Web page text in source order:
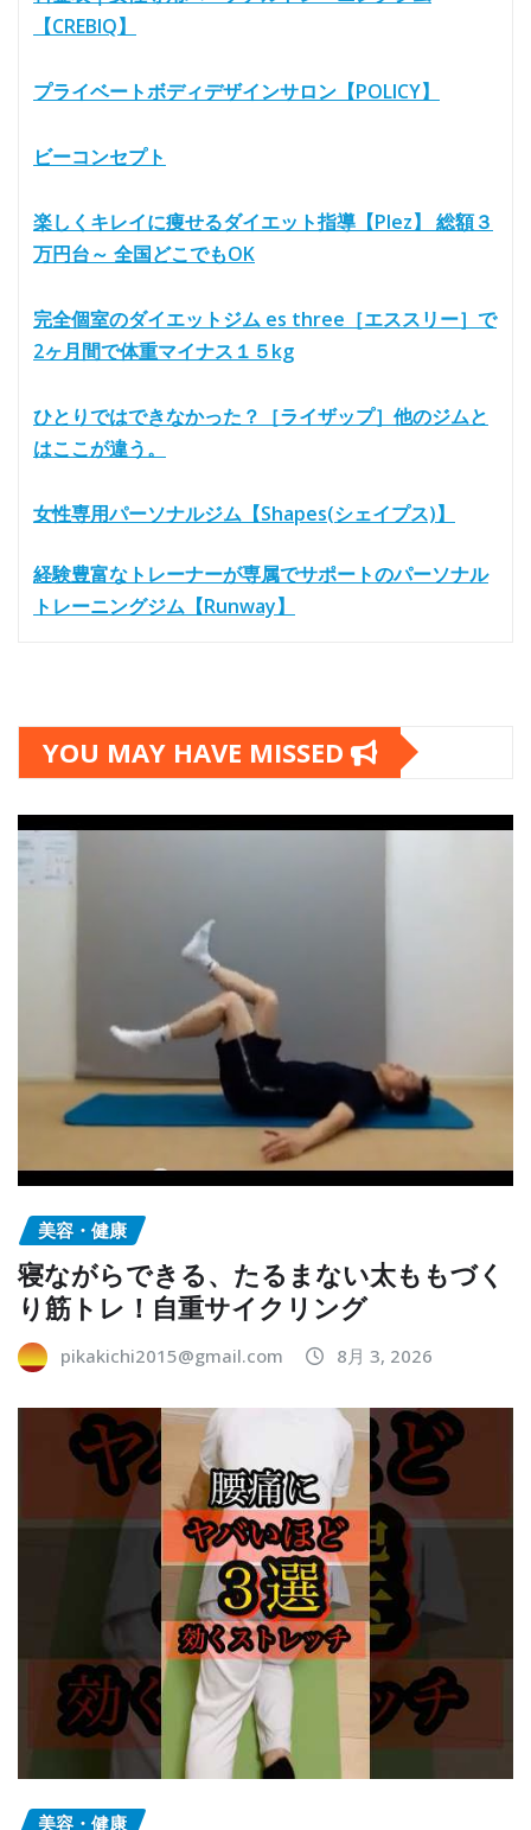
【CREBIQ】
プライベートボディデザインサロン【POLICY】
ビーコンセプト
楽しくキレイに痩せるダイエット指導【Plez】 総額３
万円台～ 全国どこでもOK
完全個室のダイエットジム es three［エススリー］で
2ヶ月間で体重マイナス１５kg
ひとりではできなかった？［ライザップ］他のジムと
はここが違う。
女性専用パーソナルジム【Shapes(シェイプス)】
経験豊富なトレーナーが専属でサポートのパーソナル
トレーニングジム【Runway】
YOU MAY HAVE MISSED
美容・健康
寝ながらできる、たるまない太ももづく
り筋トレ！自重サイクリング
pikakichi2015@gmail.com 8月 3, 2026
美容・健康